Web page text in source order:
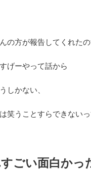
の方が報告してくれたの
げーやって話から
しかない、
笑うことすらできない
ごい面白か